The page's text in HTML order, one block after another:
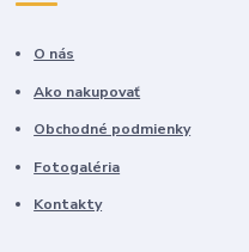
O nás
Ako nakupovať
Obchodné podmienky
Fotogaléria
Kontakty